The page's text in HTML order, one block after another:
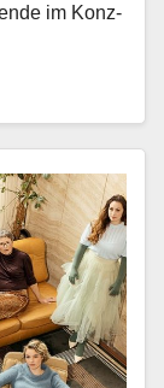
im Konz­